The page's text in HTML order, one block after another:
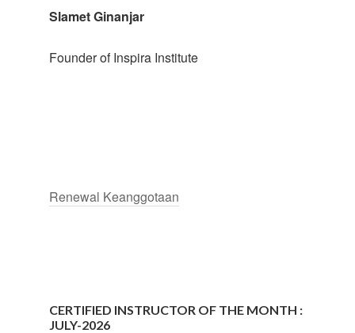
Slamet Ginanjar
Founder of Inspira Institute
Renewal Keanggotaan
CERTIFIED INSTRUCTOR OF THE MONTH :
JULY-2026